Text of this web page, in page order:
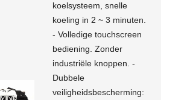
koelsysteem, snelle
koeling in 2 ~ 3 minuten.
- Volledige touchscreen
bediening. Zonder
industriële knoppen. -
Dubbele
veiligheidsbescherming: